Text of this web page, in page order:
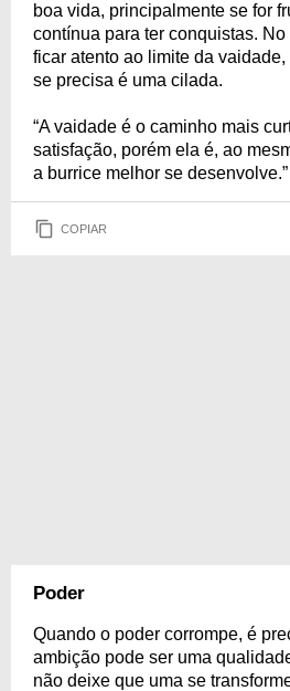
boa vida, principalmente se for
contínua para ter conquistas.
ficar atento ao limite da
se precisa é uma cilada.
“A vaidade é o caminho mais
satisfação, porém ela é, ao
a burrice melhor se
COPIAR
Poder
Quando o poder corrompe, é
ambição pode ser uma
não deixe que uma se